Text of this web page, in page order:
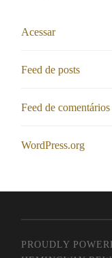
Acessar
Feed de posts
Feed de comentários
WordPress.org
PROUDLY